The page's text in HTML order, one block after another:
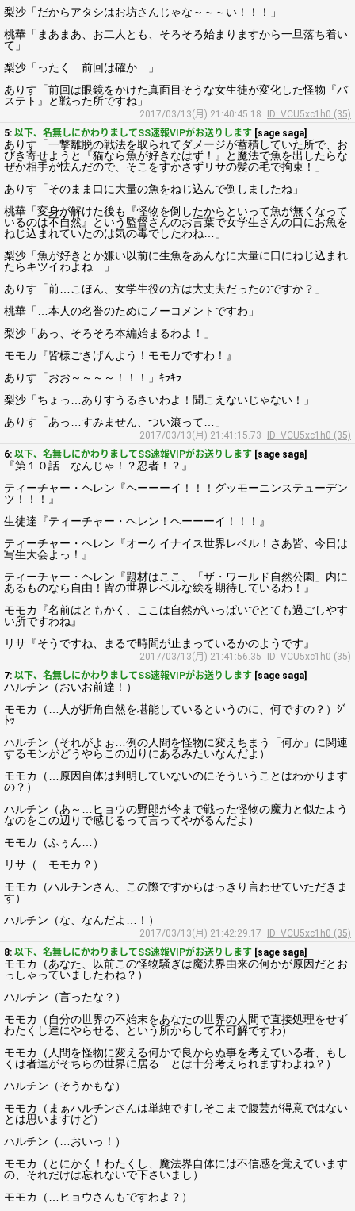
梨沙「だからアタシはお坊さんじゃな～～～い！！！」
桃華「まあまあ、お二人とも、そろそろ始まりますから一旦落ち着い
て」
梨沙「ったく…前回は確か…」
ありす「前回は眼鏡をかけた真面目そうな女生徒が変化した怪物『バ
ステト』と戦った所ですね」
2017/03/13(月) 21:40:45.18
ID: VCU5xc1h0 (35)
5: 以下、名無しにかわりましてSS速報VIPがお送りします [sage saga]
ありす「一撃離脱の戦法を取られてダメージが蓄積していた所で、お
びき寄せようと『猫なら魚が好きなはず！』と魔法で魚を出したらな
ぜか相手が怯んだので、そこをすかさずリサの髪の毛で拘束！」
ありす「そのまま口に大量の魚をねじ込んで倒しましたね」
桃華「変身が解けた後も『怪物を倒したからといって魚が無くなって
いるのは不自然』という監督さんのお言葉で女学生さんの口にお魚を
ねじ込まれていたのは気の毒でしたわね…」
梨沙「魚が好きとか嫌い以前に生魚をあんなに大量に口にねじ込まれ
たらキツイわよね…」
ありす「前…こほん、女学生役の方は大丈夫だったのですか？」
桃華「…本人の名誉のためにノーコメントですわ」
梨沙「あっ、そろそろ本編始まるわよ！」
モモカ『皆様ごきげんよう！モモカですわ！』
ありす「おお～～～～！！！」ｷﾗｷﾗ
梨沙「ちょっ…ありすうるさいわよ！聞こえないじゃない！」
ありす「あっ…すみません、つい滾って…」
2017/03/13(月) 21:41:15.73
ID: VCU5xc1h0 (35)
6: 以下、名無しにかわりましてSS速報VIPがお送りします [sage saga]
『第１０話 なんじゃ！？忍者！？』
ティーチャー・ヘレン『ヘーーーイ！！！グッモーニンステューデン
ツ！！！』
生徒達『ティーチャー・ヘレン！ヘーーーイ！！！』
ティーチャー・ヘレン『オーケイナイス世界レベル！さあ皆、今日は
写生大会よっ！』
ティーチャー・ヘレン『題材はここ、「ザ・ワールド自然公園」内に
あるものなら自由！皆の世界レベルな絵を期待しているわ！』
モモカ『名前はともかく、ここは自然がいっぱいでとても過ごしやす
い所ですわね』
リサ『そうですね、まるで時間が止まっているかのようです』
2017/03/13(月) 21:41:56.35
ID: VCU5xc1h0 (35)
7: 以下、名無しにかわりましてSS速報VIPがお送りします [sage saga]
ハルチン（おいお前達！）
モモカ（…人が折角自然を堪能しているというのに、何ですの？）ｼﾞ
ﾄｯ
ハルチン（それがよぉ…例の人間を怪物に変えちまう「何か」に関連
するモンがどうやらこの辺りにあるみたいなんだよ）
モモカ（…原因自体は判明していないのにそういうことはわかります
の？）
ハルチン（あ～…ヒョウの野郎が今まで戦った怪物の魔力と似たよう
なのをこの辺りで感じるって言ってやがるんだよ）
モモカ（ふぅん…）
リサ（…モモカ？）
モモカ（ハルチンさん、この際ですからはっきり言わせていただきま
す）
ハルチン（な、なんだよ…！）
2017/03/13(月) 21:42:29.17
ID: VCU5xc1h0 (35)
8: 以下、名無しにかわりましてSS速報VIPがお送りします [sage saga]
モモカ（あなた、以前この怪物騒ぎは魔法界由来の何かが原因だとお
っしゃっていましたわね？）
ハルチン（言ったな？）
モモカ（自分の世界の不始末をあなたの世界の人間で直接処理をせず
わたくし達にやらせる、という所からして不可解ですわ）
モモカ（人間を怪物に変える何かで良からぬ事を考えている者、もし
くは者達がそちらの世界に居る…とは十分考えられますわよね？）
ハルチン（そうかもな）
モモカ（まぁハルチンさんは単純ですしそこまで腹芸が得意ではない
とは思いますけど）
ハルチン（…おいっ！）
モモカ（とにかく！わたくし、魔法界自体には不信感を覚えています
の、それだけは忘れないで下さいまし）
モモカ（…ヒョウさんもですわよ？）